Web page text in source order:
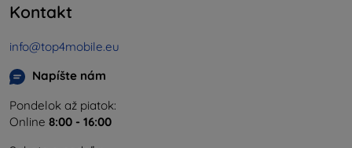
Kontakt
info@top4mobile.eu
Napíšte nám
Pondelok až piatok:
Online 8:00 - 16:00